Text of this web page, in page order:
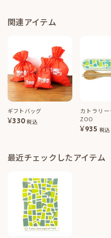
関連アイテム
ギフトバッグ
¥330 税込
カトラリ
ZOO
¥935 税込
最近チェックしたアイテム